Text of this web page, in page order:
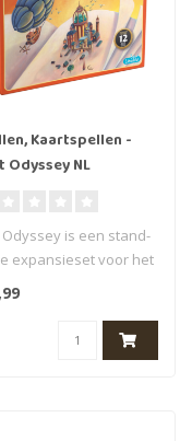
Kaartspellen -
Odyssey NL
Odyssey is een stand-
expansieset voor het
Deze set bevat..